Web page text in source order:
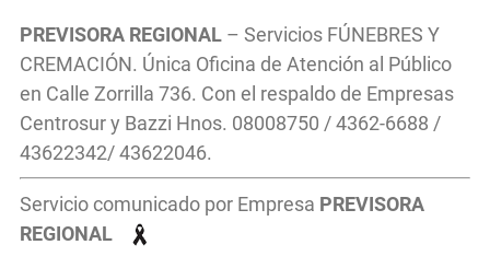
PREVISORA REGIONAL – Servicios FÚNEBRES Y
CREMACIÓN. Única Oficina de Atención al Público
en Calle Zorrilla 736. Con el respaldo de Empresas
Centrosur y Bazzi Hnos. 08008750 / 4362-6688 /
43622342/ 43622046.
Servicio comunicado por Empresa PREVISORA
REGIONAL